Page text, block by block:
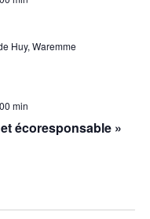
Huy, Waremme
écoresponsable »
min